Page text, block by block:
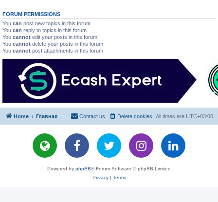
FORUM PERMISSIONS
You can post new topics in this forum
You can reply to topics in this forum
You cannot edit your posts in this forum
You cannot delete your posts in this forum
You cannot post attachments in this forum
Home Главная All times are UTC+03:00
Delete cookies
Contact us
Powered by phpBB® Forum Software © phpBB Limited
Privacy| Terms